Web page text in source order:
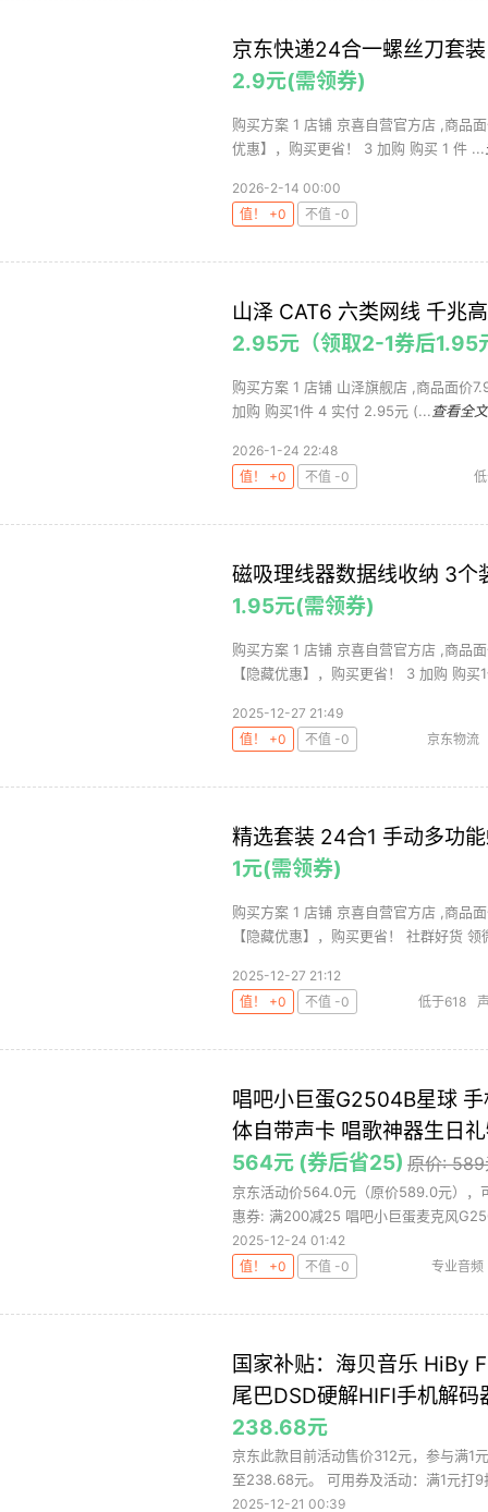
京东快递24合一螺丝刀套
2.9元(需领券)
购买方案 1 店铺 京喜自营官方店 ,商品
优惠】，购买更省！ 3 加购 购买 1 件 ...
2026-2-14 00:00
值！ +0
不值 -0
山泽 CAT6 六类网线 千兆
2.95元（领取2-1券后1.95
购买方案 1 店铺 山泽旗舰店 ,商品面价
加购 购买1件 4 实付 2.95元 (... 查看全文
2026-1-24 22:48
值！ +0
不值 -0
磁吸理线器数据线收纳 3个
1.95元(需领券)
购买方案 1 店铺 京喜自营官方店 ,商品
【隐藏优惠】，购买更省！ 3 加购 购买
2025-12-27 21:49
值！ +0
不值 -0 京东物流
精选套装 24合1 手动多功
1元(需领券)
购买方案 1 店铺 京喜自营官方店 ,商品
【隐藏优惠】，购买更省！ 社群好货
2025-12-27 21:12
值！ +0
不值 -0 低于618
唱吧小巨蛋G2504B星球
体自带声卡 唱歌神器生日
564元 (券后省25) 原价: 589
京东活动价564.0元（原价589.0元），
惠券: 满200减25 唱吧小巨蛋麦克风
2025-12-24 01:42
值！ +0
不值 -0 专业音频
国家补贴：海贝音乐 HiBy
尾巴DSD硬解HIFI手机解码
238.68元
京东此款目前活动售价312元，参与满1
至238.68元。 可用券及活动：满1元打9
2025-12-21 00:39